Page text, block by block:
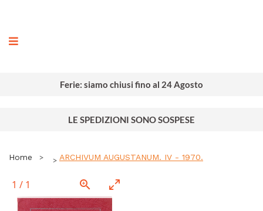
Ferie: siamo chiusi fino al 24 Agosto
LE SPEDIZIONI SONO SOSPESE
Home ARCHIVUM AUGUSTANUM. IV - 1970.
1 / 1